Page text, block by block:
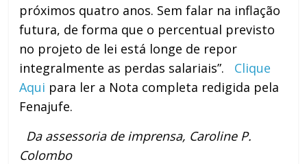
próximos quatro anos. Sem falar na inflação
futura, de forma que o percentual previsto
no projeto de lei está longe de repor
integralmente as perdas salariais”. Clique
Aqui para ler a Nota completa redigida pela
Fenajufe.
Da assessoria de imprensa, Caroline P.
Colombo